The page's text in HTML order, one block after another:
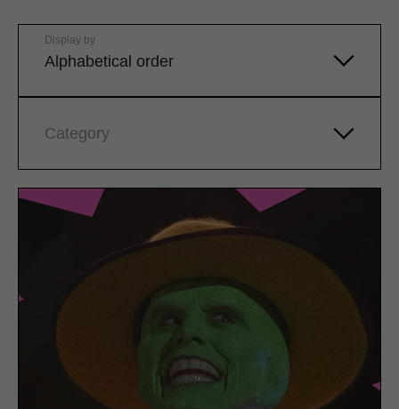
Alphabetical order
Display by
Category